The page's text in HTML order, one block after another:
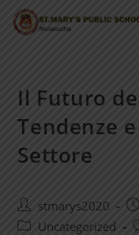
Il Futuro
Tendenze
Settore
stmarys2020
Uncategorized